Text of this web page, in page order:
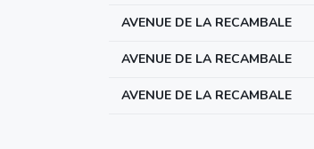
AVENUE DE LA RECAMBALE
AVENUE DE LA RECAMBALE
AVENUE DE LA RECAMBALE